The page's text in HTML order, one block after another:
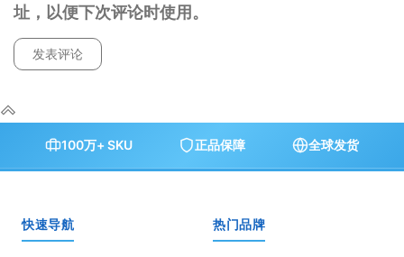
址，以便下次评论时使用。
100万+ SKU 正品保障 全球发货
快速导航 热门品牌